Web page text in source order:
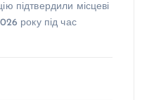
підтвердили місцеві
року під час